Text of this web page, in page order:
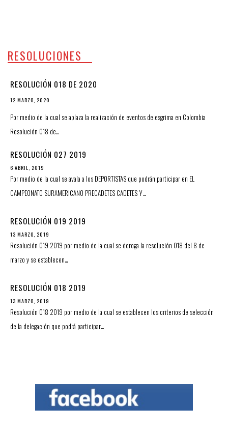
RESOLUCIONES
RESOLUCIÓN 018 DE 2020
12 MARZO, 2020
Por medio de la cual se aplaza la realización de eventos de esgrima en Colombia
Resolución 018 de…
RESOLUCIÓN 027 2019
6 ABRIL, 2019
Por medio de la cual se avala a los DEPORTISTAS que podrán participar en EL
CAMPEONATO SURAMERICANO PRECADETES CADETES Y…
RESOLUCIÓN 019 2019
13 MARZO, 2019
Resolución 019 2019 por medio de la cual se deroga la resolución 018 del 8 de
marzo y se establecen…
RESOLUCIÓN 018 2019
13 MARZO, 2019
Resolución 018 2019 por medio de la cual se establecen los criterios de selección
de la delegación que podrá participar…